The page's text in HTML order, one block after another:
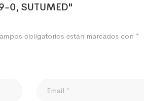
0, SUTUMED"
obligatorios están marcados con *